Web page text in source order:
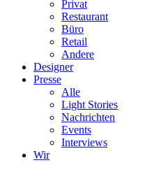
Privat
Restaurant
Büro
Retail
Andere
Designer
Presse
Alle
Light Stories
Nachrichten
Events
Interviews
Wir